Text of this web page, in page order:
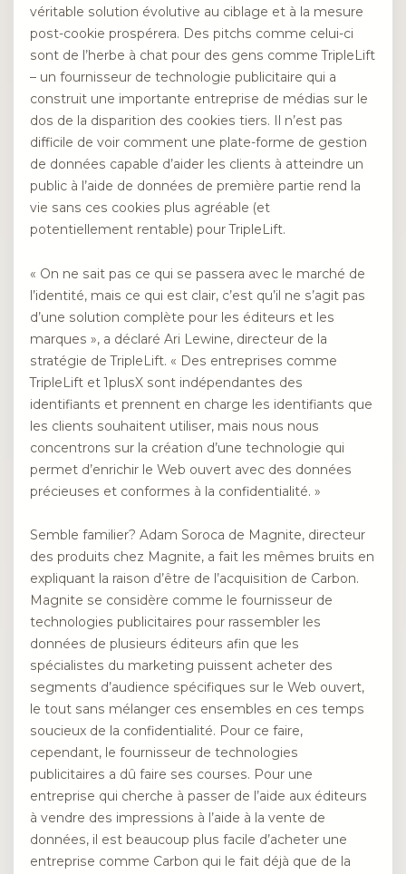
véritable solution évolutive au ciblage et à la mesure
post-cookie prospérera. Des pitchs comme celui-ci
sont de l’herbe à chat pour des gens comme TripleLift
– un fournisseur de technologie publicitaire qui a
construit une importante entreprise de médias sur le
dos de la disparition des cookies tiers. Il n’est pas
difficile de voir comment une plate-forme de gestion
de données capable d’aider les clients à atteindre un
public à l’aide de données de première partie rend la
vie sans ces cookies plus agréable (et
potentiellement rentable) pour TripleLift.
« On ne sait pas ce qui se passera avec le marché de
l’identité, mais ce qui est clair, c’est qu’il ne s’agit pas
d’une solution complète pour les éditeurs et les
marques », a déclaré Ari Lewine, directeur de la
stratégie de TripleLift. « Des entreprises comme
TripleLift et 1plusX sont indépendantes des
identifiants et prennent en charge les identifiants que
les clients souhaitent utiliser, mais nous nous
concentrons sur la création d’une technologie qui
permet d’enrichir le Web ouvert avec des données
précieuses et conformes à la confidentialité. »
Semble familier? Adam Soroca de Magnite, directeur
des produits chez Magnite, a fait les mêmes bruits en
expliquant la raison d’être de l’acquisition de Carbon.
Magnite se considère comme le fournisseur de
technologies publicitaires pour rassembler les
données de plusieurs éditeurs afin que les
spécialistes du marketing puissent acheter des
segments d’audience spécifiques sur le Web ouvert,
le tout sans mélanger ces ensembles en ces temps
soucieux de la confidentialité. Pour ce faire,
cependant, le fournisseur de technologies
publicitaires a dû faire ses courses. Pour une
entreprise qui cherche à passer de l’aide aux éditeurs
à vendre des impressions à l’aide à la vente de
données, il est beaucoup plus facile d’acheter une
entreprise comme Carbon qui le fait déjà que de la